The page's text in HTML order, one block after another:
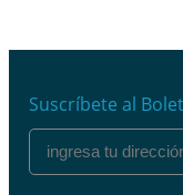
Suscríbete al